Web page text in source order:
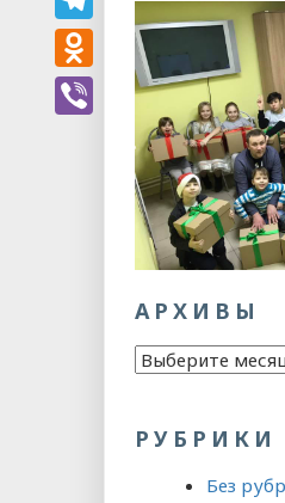
АРХИВЫ
Архивы
РУБРИКИ
Без
Telegram
Odnoklassniki